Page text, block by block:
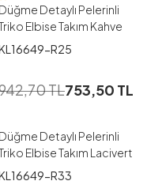
Düğme Detaylı Pelerinli
Elbise Takım Kahve
R25
TL753,50 TL
Düğme Detaylı Pelerinli
Elbise Takım Lacivert
R33